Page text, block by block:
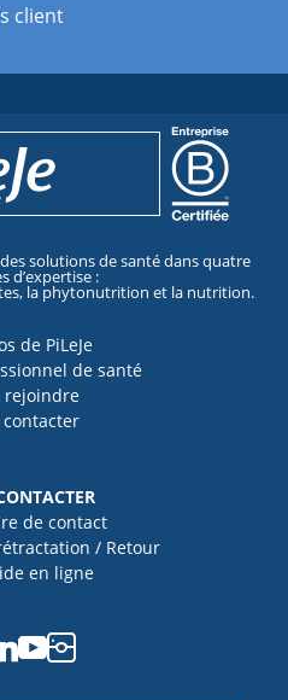
client
solutions de santé dans quatre
d’expertise :
la phytonutrition et la nutrition.
de PiLeJe
de santé
rejoindre
contacter
de contact
/ Retour
en ligne
Youtube
Instagram